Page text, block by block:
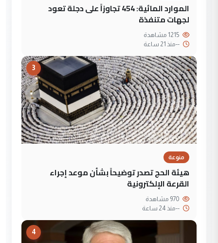
الموارد المائية: 454 تجاوزاً على دجلة تعود
لجهات متنفذة
--منذ 21 ساعة
3
منوعة
هيئة الحج تصدر توضيحاً بشأن موعد إجراء
القرعة الإلكترونية
--منذ 24 ساعة
4